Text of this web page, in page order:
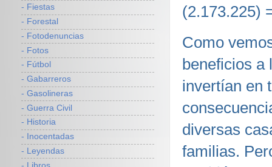
(2.173.225)
Como
beneficios a
invertían en
diversas
familias.
- Fiestas
- Forestal
- Fotodenuncias
- Fotos
- Fútbol
- Gabarreros
- Gasolineras
- Guerra Civil
- Historia
- Inocentadas
- Leyendas